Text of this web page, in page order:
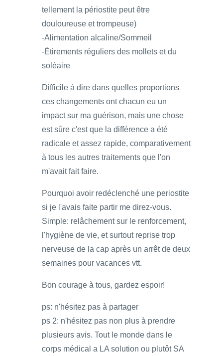
tellement la périostite peut être
douloureuse et trompeuse)
-Alimentation alcaline/Sommeil
-Étirements réguliers des mollets et du
soléaire
Difficile à dire dans quelles proportions
ces changements ont chacun eu un
impact sur ma guérison, mais une chose
est sûre c'est que la différence a été
radicale et assez rapide, comparativement
à tous les autres traitements que l'on
m'avait fait faire.
Pourquoi avoir redéclenché une periostite
si je l'avais faite partir me direz-vous.
Simple: relâchement sur le renforcement,
l'hygiène de vie, et surtout reprise trop
nerveuse de la cap après un arrêt de deux
semaines pour vacances vtt.
Bon courage à tous, gardez espoir!
ps: n'hésitez pas à partager
ps 2: n'hésitez pas non plus à prendre
plusieurs avis. Tout le monde dans le
corps médical a LA solution ou plutôt SA